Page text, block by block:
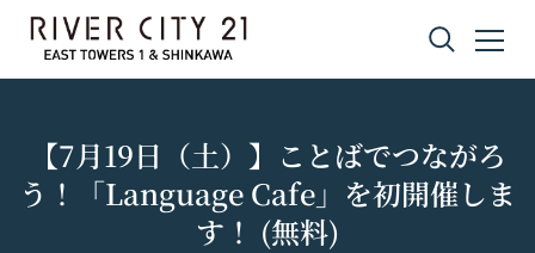
【7月19日（土）】ことばでつながろ
う！「Language Cafe」を初開催しま
す！ (無料)